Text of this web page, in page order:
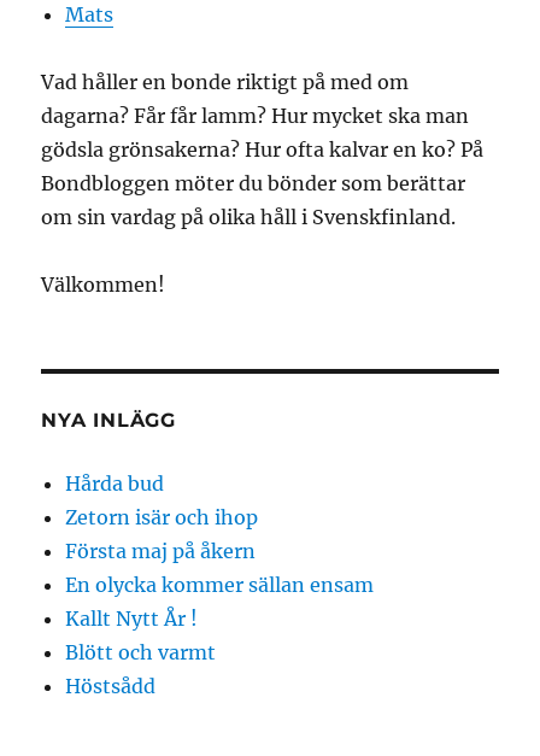
Mats
Vad håller en bonde riktigt på med om
dagarna? Får får lamm? Hur mycket ska man
gödsla grönsakerna? Hur ofta kalvar en ko? På
Bondbloggen möter du bönder som berättar
om sin vardag på olika håll i Svenskfinland.
Välkommen!
NYA INLÄGG
Hårda bud
Zetorn isär och ihop
Första maj på åkern
En olycka kommer sällan ensam
Kallt Nytt År !
Blött och varmt
Höstsådd